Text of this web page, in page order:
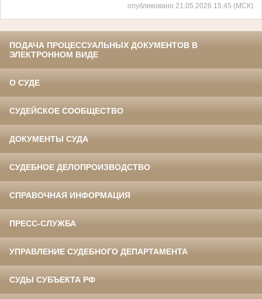
опубликовано 21.05.2026 15:45 (МСК)
ПОДАЧА ПРОЦЕССУАЛЬНЫХ ДОКУМЕНТОВ В
ЭЛЕКТРОННОМ ВИДЕ
О СУДЕ
СУДЕЙСКОЕ СООБЩЕСТВО
ДОКУМЕНТЫ СУДА
СУДЕБНОЕ ДЕЛОПРОИЗВОДСТВО
СПРАВОЧНАЯ ИНФОРМАЦИЯ
ПРЕСС-СЛУЖБА
УПРАВЛЕНИЕ СУДЕБНОГО ДЕПАРТАМЕНТА
СУДЫ СУБЪЕКТА РФ